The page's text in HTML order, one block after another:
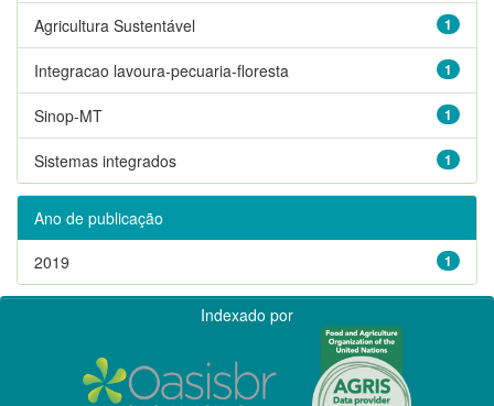
1
Agricultura Sustentável
1
Integracao lavoura-pecuaria-floresta
1
Sinop-MT
1
Sistemas integrados
Ano de publicação
1
2019
Indexado por